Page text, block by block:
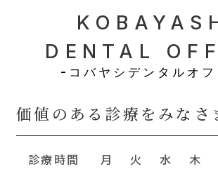
DENTAL
-コバヤシデンタルオ
価値のある診療をみなさ
診療時間 月 火 水 木